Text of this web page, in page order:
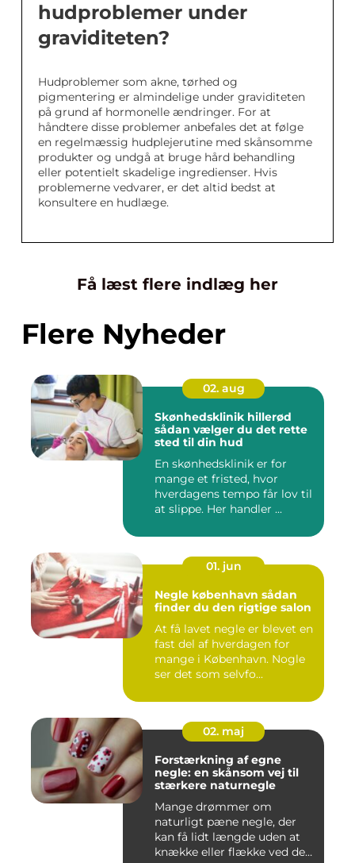
hudproblemer under
graviditeten?
Hudproblemer som akne, tørhed og
pigmentering er almindelige under graviditeten
på grund af hormonelle ændringer. For at
håndtere disse problemer anbefales det at følge
en regelmæssig hudplejerutine med skånsomme
produkter og undgå at bruge hård behandling
eller potentielt skadelige ingredienser. Hvis
problemerne vedvarer, er det altid bedst at
konsultere en hudlæge.
Få læst flere indlæg her
Flere Nyheder
02. aug
Skønhedsklinik hillerød
sådan vælger du det rette
sted til din hud
En skønhedsklinik er for
mange et fristed, hvor
hverdagens tempo får lov til
at slippe. Her handler ...
01. jun
Negle københavn sådan
finder du den rigtige salon
At få lavet negle er blevet en
fast del af hverdagen for
mange i København. Nogle
ser det som selvfo...
02. maj
Forstærkning af egne
negle: en skånsom vej til
stærkere naturnegle
Mange drømmer om
naturligt pæne negle, der
kan få lidt længde uden at
knække eller flække ved den